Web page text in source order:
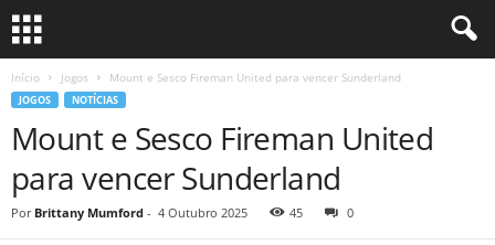
Início Jogos Mount e Sesco Fireman United para vencer Sunderland
JOGOS NOTÍCIAS
Mount e Sesco Fireman United
para vencer Sunderland
Por Brittany Mumford - 4 Outubro 2025 45 0